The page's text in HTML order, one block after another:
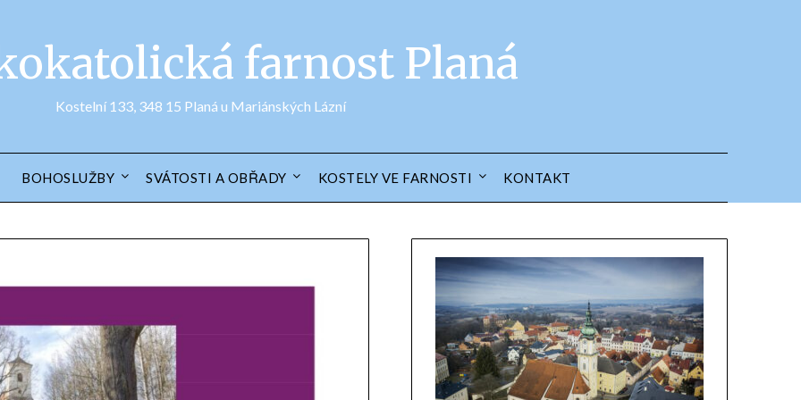
farnost Planá
Kostelní 133, 348 15 Planá u Mariánských Lázní
BOHOSLUŽBY SVÁTOSTI A OBŘADY KOSTELY VE FARNOSTI KONTAKT